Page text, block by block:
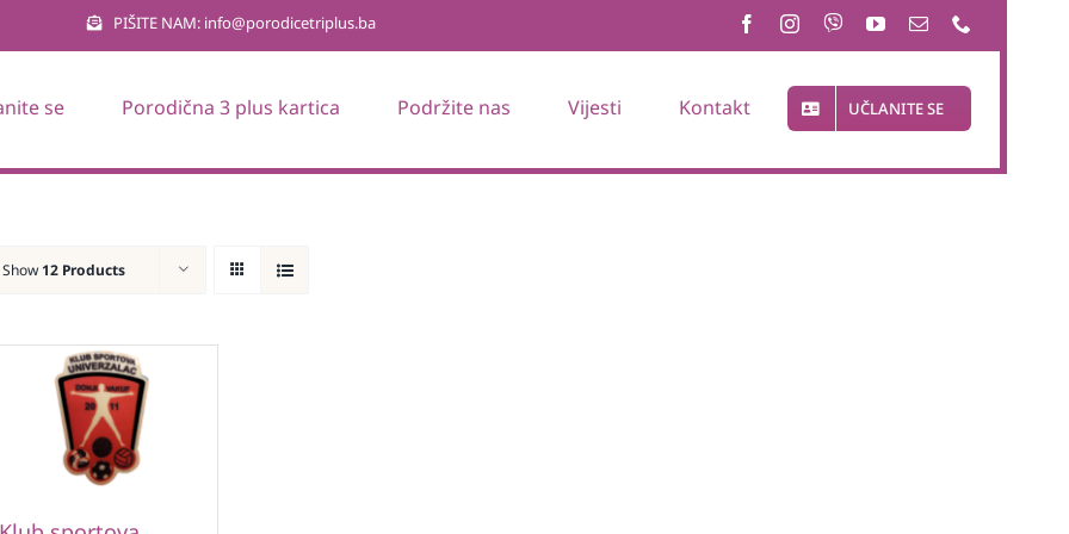
PIŠITE NAM: info@porodicetriplus.ba
se Porodična 3 plus kartica Podržite nas Vijesti Kontakt UČLANITE SE
Show 12 Products